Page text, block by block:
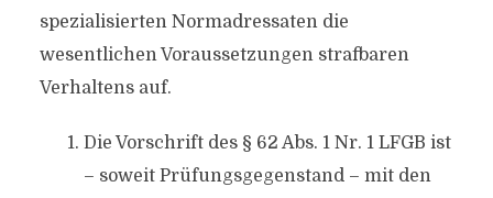
spezialisierten Normadressaten die
wesentlichen Voraussetzungen strafbaren
Verhaltens auf.
Die Vorschrift des § 62 Abs. 1 Nr. 1 LFGB ist
– soweit Prüfungsgegenstand – mit den